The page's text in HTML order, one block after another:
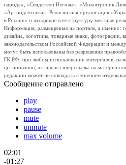
народа», «Свидетели Иеговы», «Мизантропик
«Артподготовка», Религиозная организация
в России» и входящие в ее структуру местные
Информация, размещенная на портале, а именно:
дизайна, логотипы, товарные знаки, фотографии,
законодательством Российской Федерации и
могут быть использованы без разрешения
ГК РФ, при любом использовании материалов,
цитировании, активная гиперссылка на материал
редакции может не совпадать с мнением
Сообщение отправлено
play
pause
mute
unmute
max volume
02:01
-01:27